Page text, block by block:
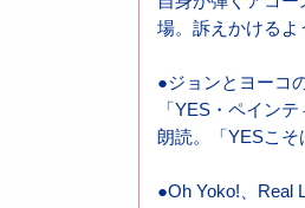
場。訴えかけるよ
●ジョンとヨーコ
「YES・ペイン
朗読。「YESこそ
●Oh Yoko!、Real